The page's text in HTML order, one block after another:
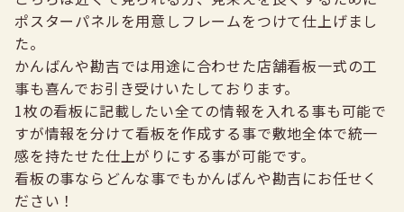
ポスターパネルを用意しフレームをつけて仕上げまし
た。
かんばんや勘吉では用途に合わせた店舗看板一式の工
事も喜んでお引き受けいたしております。
1枚の看板に記載したい全ての情報を入れる事も可能で
すが情報を分けて看板を作成する事で敷地全体で統一
感を持たせた仕上がりにする事が可能です。
看板の事ならどんな事でもかんばんや勘吉にお任せく
ださい！